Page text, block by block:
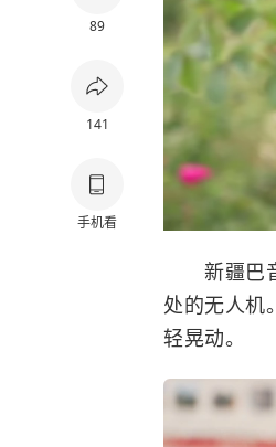
89
141
手机看
新疆巴音
处的无人机
轻晃动。